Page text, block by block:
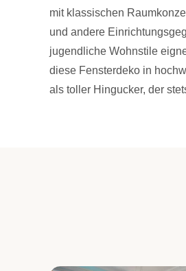
mit klassischen
und andere
jugendliche Wohnstile
diese Fensterdeko in
als toller Hingucker, der